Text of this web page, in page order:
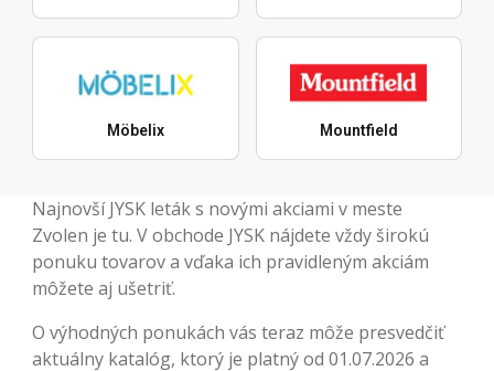
Möbelix Mountfield
Najnovší JYSK leták s novými akciami v meste
Zvolen je tu. V obchode JYSK nájdete vždy širokú
ponuku tovarov a vďaka ich pravidleným akciám
môžete aj ušetriť.
O výhodných ponukách vás teraz môže presvedčiť
aktuálny katalóg, ktorý je platný od 01.07.2026 a